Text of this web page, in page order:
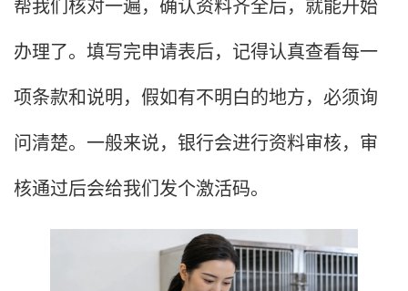
帮我们核对一遍，确认资料齐全后，就能开始
办理了。填写完申请表后，记得认真查看每一
项条款和说明，假如有不明白的地方，必须询
问清楚。一般来说，银行会进行资料审核，审
核通过后会给我们发个激活码。